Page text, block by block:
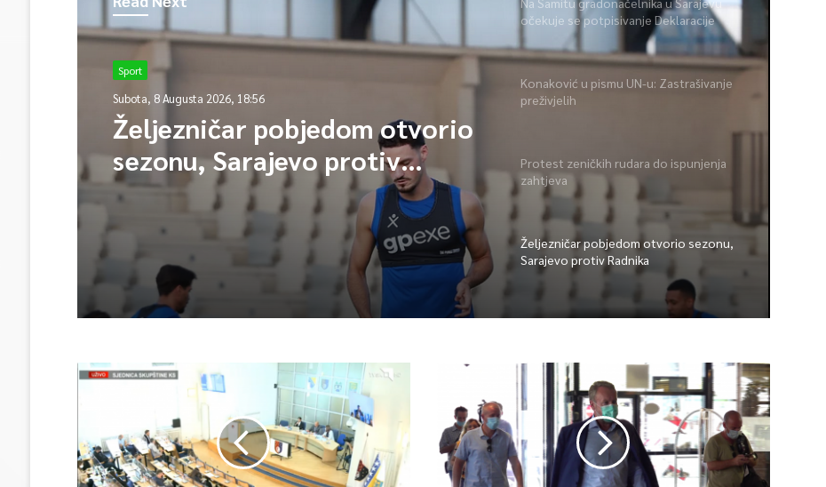
Sarajevo
Subota, 8 Augusta 2026, 19:14
Na Samitu gradonačelnika u
Sarajevu očekuje se
potpisivanje Deklaracije
Sport
Subota, 8 Augusta 2026, 18:56
Željezničar pobjedom otvorio
sezonu, Sarajevo protiv
Radnika
očekuje se potpisivanje Deklaracije
Konaković u pismu UN-u: Zastrašivanje
preživjelih
Protest zeničkih rudara do ispunjenja
zahtjeva
Željezničar pobjedom otvorio sezonu,
Sarajevo protiv Radnika